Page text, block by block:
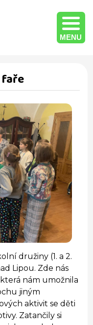
MENU
družiny (1. a 2.
Lipou. Zde nás
nám umožnila
jiným
aktivit se děti
Zatančily si